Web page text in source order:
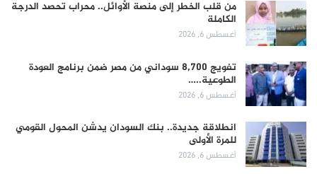
من قلب الخطر إلى منصة الأوائل.. محراب تحصد الدرجة
الكاملة
أغسطس 6, 2026
تفويج 8,700 سوداني من مصر ضمن برنامج العودة
الطوعية..…
أغسطس 6, 2026
انطلاقة جديدة.. بنك السودان يدشن المحول القومي
للمرة الأولى
أغسطس 6, 2026